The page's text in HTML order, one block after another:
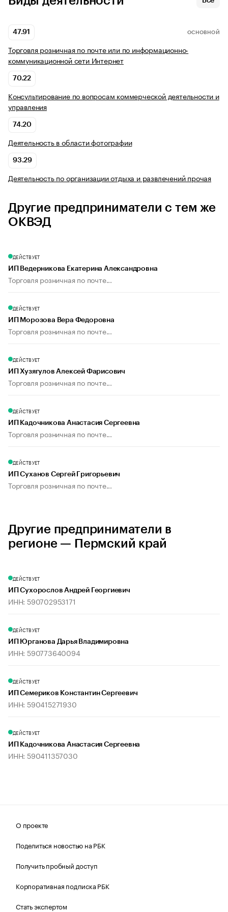
47.91 ОСНОВНОЙ
Торговля розничная по почте или по информационно-
коммуникационной сети Интернет
70.22
Консультирование по вопросам коммерческой деятельности и
управления
74.20
Деятельность в области фотографии
93.29
Деятельность по организации отдыха и развлечений прочая
Другие предприниматели с тем же
ОКВЭД
ДЕЙСТВУЕТ
ИП Ведерникова Екатерина Александровна
Торговля розничная по почте...
ДЕЙСТВУЕТ
ИП Морозова Вера Федоровна
Торговля розничная по почте...
ДЕЙСТВУЕТ
ИП Хузягулов Алексей Фарисович
Торговля розничная по почте...
ДЕЙСТВУЕТ
ИП Кадочникова Анастасия Сергеевна
Торговля розничная по почте...
ДЕЙСТВУЕТ
ИП Суханов Сергей Григорьевич
Торговля розничная по почте...
Другие предприниматели в
регионе — Пермский край
ДЕЙСТВУЕТ
ИП Сухорослов Андрей Георгиевич
ИНН: 590702953171
ДЕЙСТВУЕТ
ИП Юрганова Дарья Владимировна
ИНН: 590773640094
ДЕЙСТВУЕТ
ИП Семериков Константин Сергеевич
ИНН: 590415271930
ДЕЙСТВУЕТ
ИП Кадочникова Анастасия Сергеевна
ИНН: 590411357030
О проекте
Поделиться новостью на РБК
Получить пробный доступ
Корпоративная подписка РБК
Стать экспертом